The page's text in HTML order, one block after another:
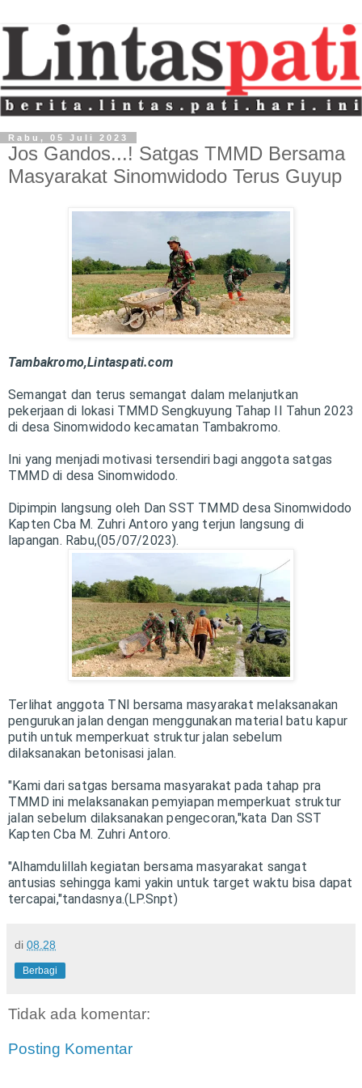
Rabu, 05 Juli 2023
Jos Gandos...! Satgas TMMD Bersama
Masyarakat Sinomwidodo Terus Guyup
Tambakromo,Lintaspati.com
Semangat dan terus semangat dalam melanjutkan
pekerjaan di lokasi TMMD Sengkuyung Tahap II Tahun 2023
di desa Sinomwidodo kecamatan Tambakromo.
Ini yang menjadi motivasi tersendiri bagi anggota satgas
TMMD di desa Sinomwidodo.
Dipimpin langsung oleh Dan SST TMMD desa Sinomwidodo
Kapten Cba M. Zuhri Antoro yang terjun langsung di
lapangan. Rabu,(05/07/2023).
Terlihat anggota TNI bersama masyarakat melaksanakan
pengurukan jalan dengan menggunakan material batu kapur
putih untuk memperkuat struktur jalan sebelum
dilaksanakan betonisasi jalan.
"Kami dari satgas bersama masyarakat pada tahap pra
TMMD ini melaksanakan pemyiapan memperkuat struktur
jalan sebelum dilaksanakan pengecoran,"kata Dan SST
Kapten Cba M. Zuhri Antoro.
"Alhamdulillah kegiatan bersama masyarakat sangat
antusias sehingga kami yakin untuk target waktu bisa dapat
tercapai,"tandasnya.(LP.Snpt)
di 08.28
Berbagi
Tidak ada komentar:
Posting Komentar